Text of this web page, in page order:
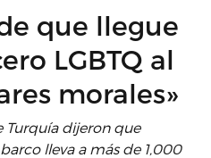
que llegue
LGBTQ al
morales»
Turquía dijeron que
lleva a más de 1,000